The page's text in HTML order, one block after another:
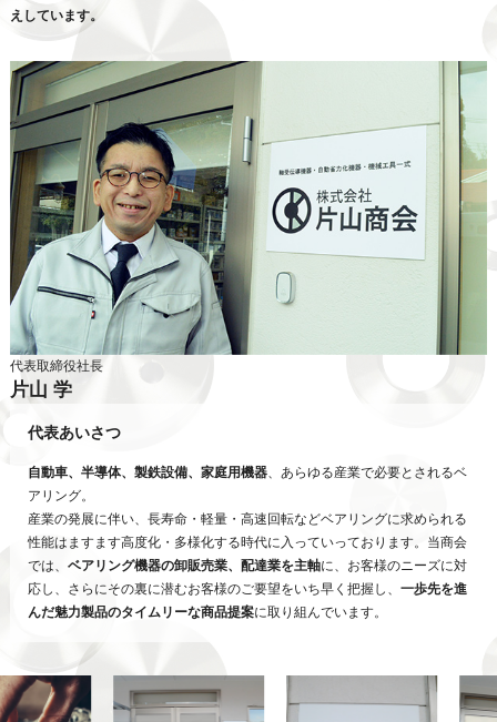
えしています。
代表取締役社長
片山 学
代表あいさつ
自動車、半導体、製鉄設備、家庭用機器、あらゆる産業で必要とされるベ
アリング。
産業の発展に伴い、長寿命・軽量・高速回転などベアリングに求められる
性能はますます高度化・多様化する時代に入っていっております。当商会
では、 ベアリング機器の卸販売業、配達業を主軸に、お客様のニーズに対
応し、さらにその裏に潜むお客様のご要望をいち早く把握し、 一歩先を進
んだ魅力製品のタイムリーな商品提案に取り組んでいます。